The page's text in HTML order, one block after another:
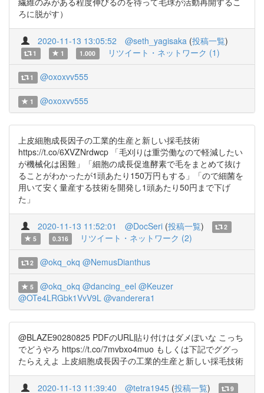
ろに脱がす）
2020-11-13 13:05:52 @seth_yagisaka (投稿一覧)
1 1 1.000 リツイート・ネットワーク (1)
1 @oxoxvv555
1 @oxoxvv555
上皮細胞成長因子の工業的生産と新しい採毛技術
https://t.co/6XVZNrdwcp 「毛刈りは重労働なので軽減したい
が機械化は困難」「細胞の成長促進酵素で毛をまとめて抜け
ることがわかったが1頭あたり150万円もする」「ので細菌を
用いて安く量産する技術を開発し1頭あたり50円まで下げ
た」
2020-11-13 11:52:01 @DocSeri (投稿一覧)
2
5
0.316 リツイート・ネットワーク (2)
2 @okq_okq @NemusDianthus
5 @okq_okq @dancing_eel @Keuzer
@OTe4LRGbk1VvV9L @vanderera1
@BLAZE90280825 PDFのURL貼り付けはダメぽいな こっち
でどうやろ https://t.co/7mvbxo4muo もしくは下記でググっ
たらええよ 上皮細胞成長因子の工業的生産と新しい採毛技術
2020-11-13 11:39:40 @tetra1945 (投稿一覧)
9